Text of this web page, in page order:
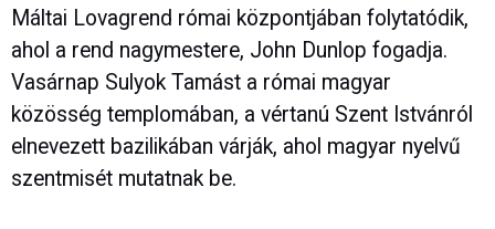
Máltai Lovagrend római központjában folytatódik,
ahol a rend nagymestere, John Dunlop fogadja.
Vasárnap Sulyok Tamást a római magyar
közösség templomában, a vértanú Szent Istvánról
elnevezett bazilikában várják, ahol magyar nyelvű
szentmisét mutatnak be.